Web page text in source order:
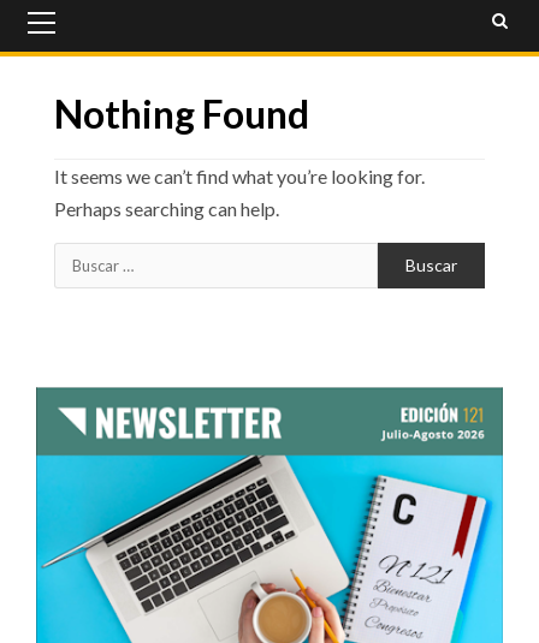
Menu
Nothing Found
It seems we can’t find what you’re looking for.
Perhaps searching can help.
Buscar: